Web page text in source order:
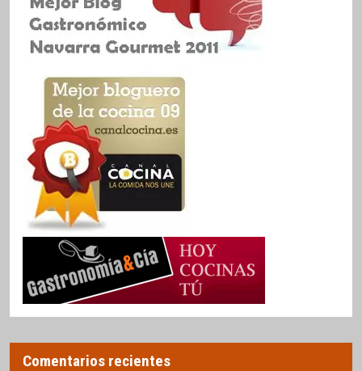
Comentarios recientes